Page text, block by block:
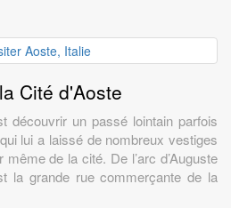
Cité d'Aoste
découvrir un passé lointain parfois
lui a laissé de nombreux vestiges
de la cité. De l’arc d’Auguste
la grande rue commerçante de la